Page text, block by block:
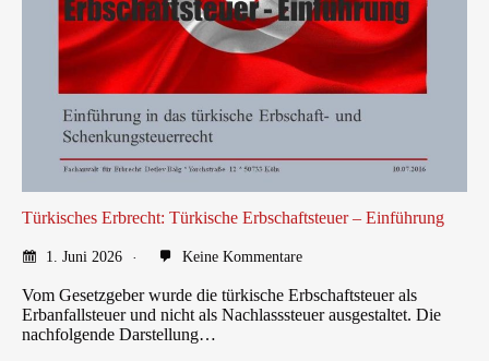
Türkisches Erbrecht: Türkische Erbschaftsteuer – Einführung
1. Juni 2026 Keine Kommentare
Vom Gesetzgeber wurde die türkische Erbschaftsteuer als
Erbanfallsteuer und nicht als Nachlasssteuer ausgestaltet. Die
nachfolgende Darstellung…